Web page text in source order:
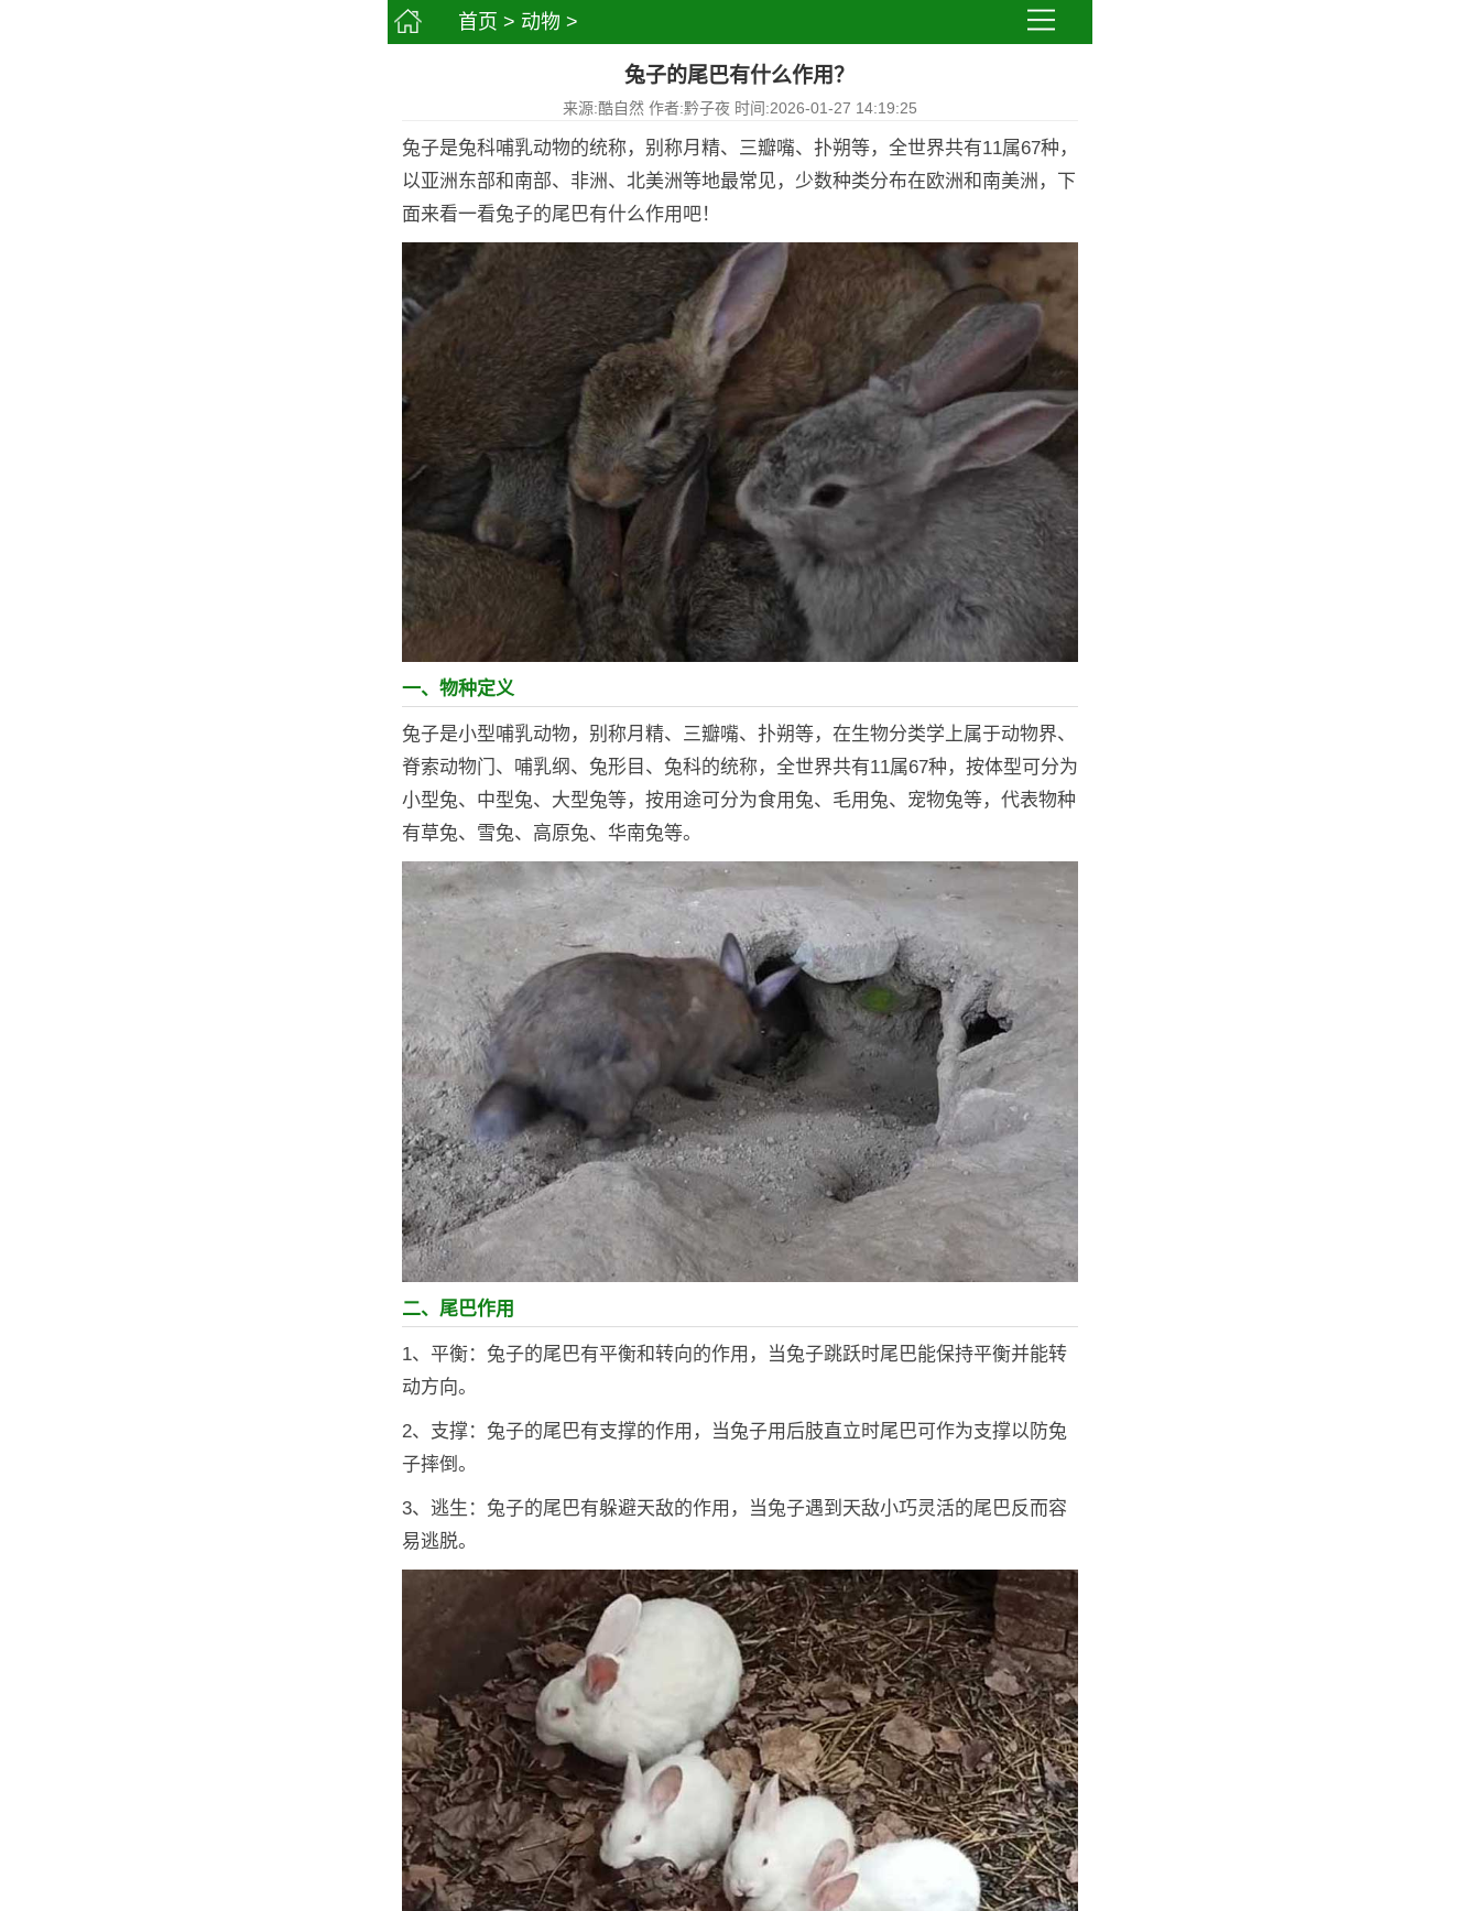
首页 > 动物 >
兔子的尾巴有什么作用？
来源:酷自然 作者:黔子夜 时间:2026-01-27 14:19:25
兔子是兔科哺乳动物的统称，别称月精、三瓣嘴、扑朔等，全世界共有11属67种，
以亚洲东部和南部、非洲、北美洲等地最常见，少数种类分布在欧洲和南美洲，下
面来看一看兔子的尾巴有什么作用吧！
一、物种定义
兔子是小型哺乳动物，别称月精、三瓣嘴、扑朔等，在生物分类学上属于动物界、
脊索动物门、哺乳纲、兔形目、兔科的统称，全世界共有11属67种，按体型可分为
小型兔、中型兔、大型兔等，按用途可分为食用兔、毛用兔、宠物兔等，代表物种
有草兔、雪兔、高原兔、华南兔等。
二、尾巴作用
1、平衡：兔子的尾巴有平衡和转向的作用，当兔子跳跃时尾巴能保持平衡并能转
动方向。
2、支撑：兔子的尾巴有支撑的作用，当兔子用后肢直立时尾巴可作为支撑以防兔
子摔倒。
3、逃生：兔子的尾巴有躲避天敌的作用，当兔子遇到天敌小巧灵活的尾巴反而容
易逃脱。